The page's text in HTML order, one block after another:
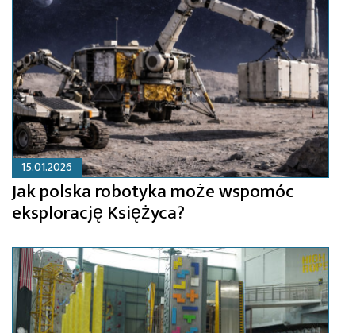
15.01.2026
Jak polska robotyka może wspomóc
eksplorację Księżyca?